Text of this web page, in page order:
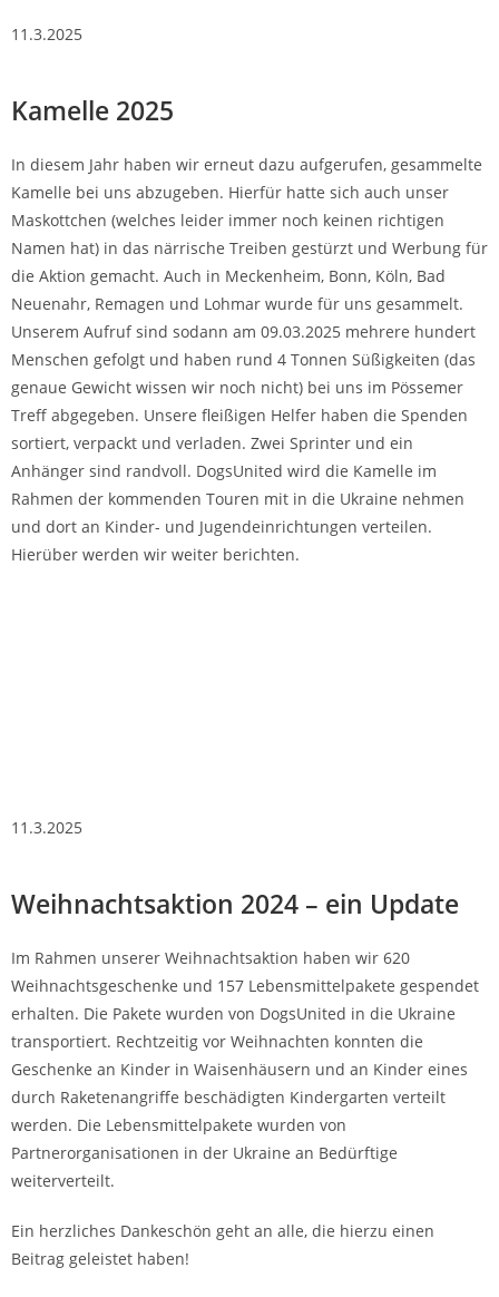
11.3.2025
Kamelle 2025
In diesem Jahr haben wir erneut dazu aufgerufen, gesammelte
Kamelle bei uns abzugeben. Hierfür hatte sich auch unser
Maskottchen (welches leider immer noch keinen richtigen
Namen hat) in das närrische Treiben gestürzt und Werbung für
die Aktion gemacht. Auch in Meckenheim, Bonn, Köln, Bad
Neuenahr, Remagen und Lohmar wurde für uns gesammelt.
Unserem Aufruf sind sodann am 09.03.2025 mehrere hundert
Menschen gefolgt und haben rund 4 Tonnen Süßigkeiten (das
genaue Gewicht wissen wir noch nicht) bei uns im Pössemer
Treff abgegeben. Unsere fleißigen Helfer haben die Spenden
sortiert, verpackt und verladen. Zwei Sprinter und ein
Anhänger sind randvoll. DogsUnited wird die Kamelle im
Rahmen der kommenden Touren mit in die Ukraine nehmen
und dort an Kinder- und Jugendeinrichtungen verteilen.
Hierüber werden wir weiter berichten.
11.3.2025
Weihnachtsaktion 2024 – ein Update
Im Rahmen unserer Weihnachtsaktion haben wir 620
Weihnachtsgeschenke und 157 Lebensmittelpakete gespendet
erhalten. Die Pakete wurden von DogsUnited in die Ukraine
transportiert. Rechtzeitig vor Weihnachten konnten die
Geschenke an Kinder in Waisenhäusern und an Kinder eines
durch Raketenangriffe beschädigten Kindergarten verteilt
werden. Die Lebensmittelpakete wurden von
Partnerorganisationen in der Ukraine an Bedürftige
weiterverteilt.
Ein herzliches Dankeschön geht an alle, die hierzu einen
Beitrag geleistet haben!